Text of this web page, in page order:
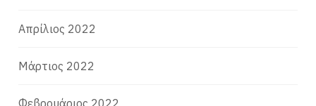
Απρίλιος 2022
Μάρτιος 2022
Φεβρουάριος 2022